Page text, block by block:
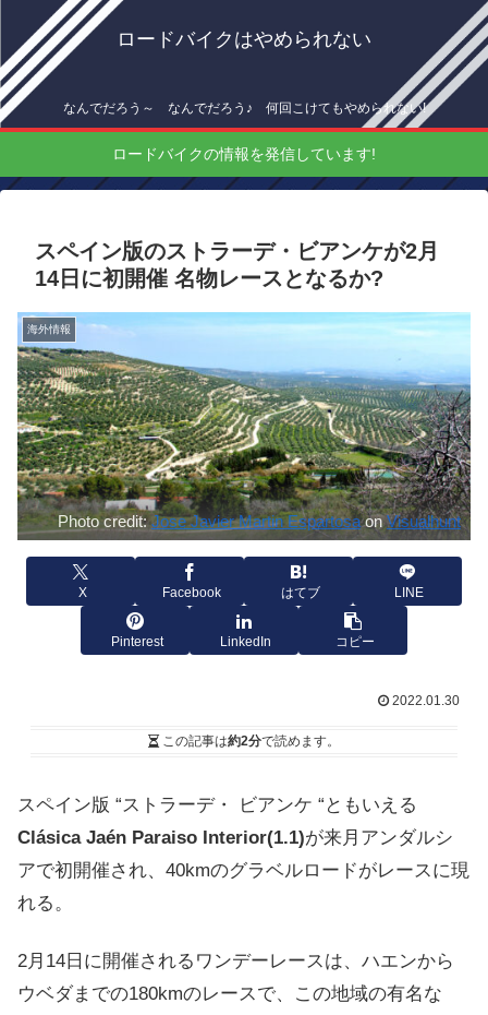
ロードバイクはやめられない
なんでだろう～ なんでだろう♪ 何回こけてもやめられない!
ロードバイクの情報を発信しています!
スペイン版のストラーデ・ビアンケが2月
14日に初開催 名物レースとなるか?
海外情報
Photo credit:Jose Javier Martin EspartosaonVisualhunt
X Facebook はてブ LINE
Pinterest LinkedIn コピー
2022.01.30
この記事は約2分で読めます。
スペイン版 “ストラーデ・ ビアンケ “ともいえる
Clásica Jaén Paraiso Interior(1.1)が来月アンダルシ
アで初開催され、40kmのグラベルロードがレースに現
れる。
2月14日に開催されるワンデーレースは、ハエンから
ウベダまでの180kmのレースで、この地域の有名な